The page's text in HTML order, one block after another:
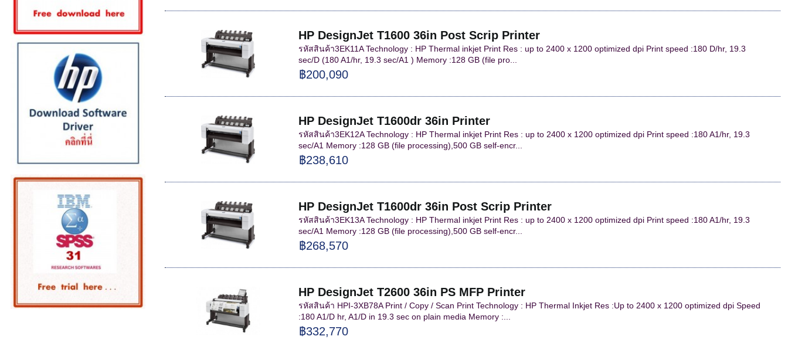
HP DesignJet T1600 36in Post Scrip Printer
รหัสสินค้า3EK11A Technology : HP Thermal inkjet Print Res : up to 2400 x 1200 optimized dpi Print speed :180 D/hr, 19.3
sec/D (180 A1/hr, 19.3 sec/A1 ) Memory :128 GB (file pro...
฿200,090
HP DesignJet T1600dr 36in Printer
รหัสสินค้า3EK12A Technology : HP Thermal inkjet Print Res : up to 2400 x 1200 optimized dpi Print speed :180 A1/hr, 19.3
sec/A1 Memory :128 GB (file processing),500 GB self-encr...
฿238,610
HP DesignJet T1600dr 36in Post Scrip Printer
รหัสสินค้า3EK13A Technology : HP Thermal inkjet Print Res : up to 2400 x 1200 optimized dpi Print speed :180 A1/hr, 19.3
sec/A1 Memory :128 GB (file processing),500 GB self-encr...
฿268,570
HP DesignJet T2600 36in PS MFP Printer
รหัสสินค้า HPI-3XB78A Print / Copy / Scan Print Technology : HP Thermal Inkjet Res :Up to 2400 x 1200 optimized dpi Speed
:180 A1/D hr, A1/D in 19.3 sec on plain media Memory :...
฿332,770